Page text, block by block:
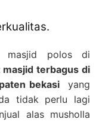
masjid polos di
terbagus di
bekasiyang
tidak perlu lagi
alas musholla